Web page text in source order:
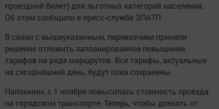
проездной билет) для льготных категорий населения.
Об этом сообщили в пресс-службе ЗПАТП.
В связи с вышеуказанным, перевозчики приняли
решение отложить запланированное повышение
тарифов на ряде маршрутов. Все тарифы, актуальные
на сегодняшний день, будут пока сохранены.
Напомним, с 1 ноября повысилась стоимость проезда
на городском транспорте. Теперь, чтобы доехать от